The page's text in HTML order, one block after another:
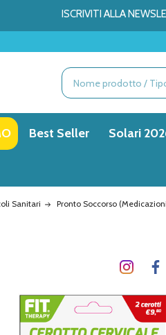
ISCRIVITI ALLA
Ricerca
Best Seller Solari
Sanitari Pronto Soccorso